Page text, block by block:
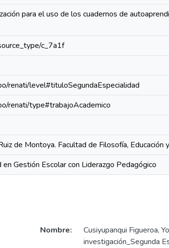
para el uso de los cuadernos de
c_7a1f
renati/level#tituloSegundaEspecialidad
renati/type#trabajoAcademico
de Montoya. Facultad de Filosofía, Educación
en Gestión Escolar con Liderazgo Pedagógico
Nombre:
Cusiyupanqui Figueroa,
investigación_Segunda